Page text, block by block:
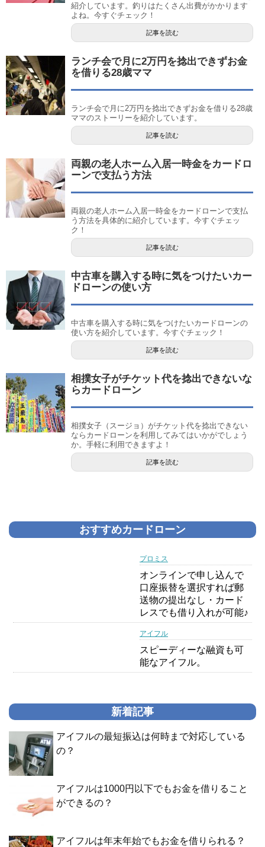
紹介しています。釣りはたくさん出費がかかります
よね。今すぐチェック！
記事を読む
ランチ会で月に2万円を捻出できずお金
を借りる28歳ママ
ランチ会で月に2万円を捻出できずお金を借りる28歳
ママのストーリーを紹介しています。
記事を読む
両親の老人ホーム入居一時金をカードロ
ーンで支払う方法
両親の老人ホーム入居一時金をカードローンで支払
う方法を具体的に紹介しています。今すぐチェッ
ク！
記事を読む
中古車を購入する時に気をつけたいカー
ドローンの使い方
中古車を購入する時に気をつけたいカードローンの
使い方を紹介しています。今すぐチェック！
記事を読む
相撲女子がチケット代を捻出できないな
らカードローン
相撲女子（スージョ）がチケット代を捻出できない
ならカードローンを利用してみてはいかがでしょう
か。手軽に利用できますよ！
記事を読む
おすすめカードローン
プロミス
オンラインで申し込んで
口座振替を選択すれば郵
送物の提出なし・カード
レスでも借り入れが可能♪
アイフル
スピーディーな融資も可
能なアイフル。
新着記事
アイフルの最短振込は何時まで対応している
の？
アイフルは1000円以下でもお金を借りること
ができるの？
アイフルは年末年始でもお金を借りられる？